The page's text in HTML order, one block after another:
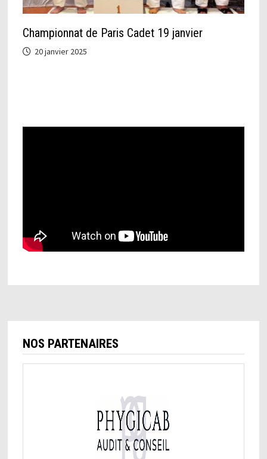
Championnat de Paris Cadet 19 janvier
20 janvier 2025
NOS PARTENAIRES